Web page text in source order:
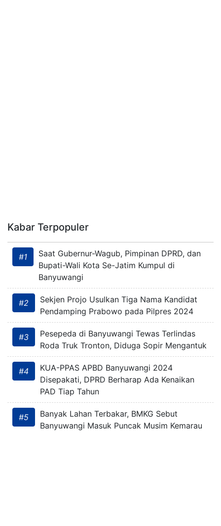
Kabar Terpopuler
#1
Saat Gubernur-Wagub, Pimpinan DPRD, dan
Bupati-Wali Kota Se-Jatim Kumpul di
Banyuwangi
#2
Sekjen Projo Usulkan Tiga Nama Kandidat
Pendamping Prabowo pada Pilpres 2024
#3
Pesepeda di Banyuwangi Tewas Terlindas
Roda Truk Tronton, Diduga Sopir Mengantuk
#4
KUA-PPAS APBD Banyuwangi 2024
Disepakati, DPRD Berharap Ada Kenaikan
PAD Tiap Tahun
#5
Banyak Lahan Terbakar, BMKG Sebut
Banyuwangi Masuk Puncak Musim Kemarau